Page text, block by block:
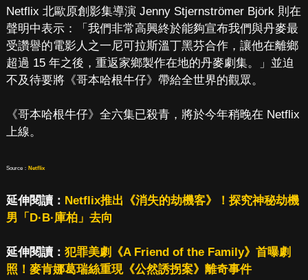
Netflix 北歐原創影集導演 Jenny Stjernströmer Björk 則在
聲明中表示：「我們非常高興終於能夠宣布我們與丹麥最
受讚譽的電影人之一尼可拉斯溫丁黑芬合作，讓他在離鄉
超過 15 年之後，重返家鄉製作在地的丹麥劇集。」並迫
不及待要將《哥本哈根牛仔》帶給全世界的觀眾。
《哥本哈根牛仔》全六集已殺青，將於今年稍晚在 Netflix
上線。
Source： Netflix
延伸閱讀： Netflix推出《消失的劫機客》！探究神秘劫機
男「D·B·庫柏」去向
延伸閱讀： 犯罪美劇《A Friend of the Family》首曝劇
照！麥肯娜葛瑞絲重現《公然誘拐案》離奇事件